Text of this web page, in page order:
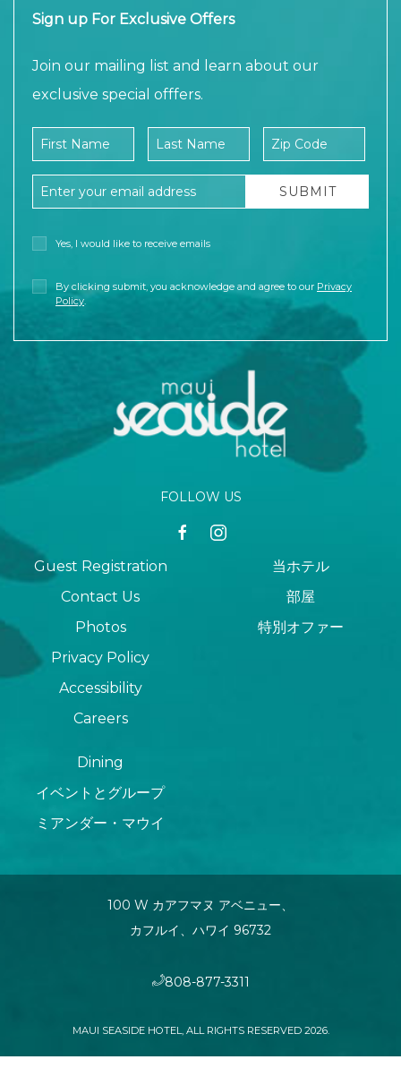
Sign up For Exclusive Offers
Join our mailing list and learn about our
exclusive special offfers.
First Name Last Name Zip Code
Email Address
Yes, I would like to receive emails
By clicking submit, you acknowledge and agree to our Privacy
Policy.
Company Name
SUBMIT
FOLLOW US
facebookinstagram
Guest Registration
Contact Us
Photos
Privacy Policy
Accessibility
Careers
当ホテル
部屋
特別オファー
Dining
イベントとグループ
ミアンダー・マウイ
100 W カアフマヌ アベニュー、
カフルイ、ハワイ 96732
808-877-3311
MAUI SEASIDE HOTEL, ALL RIGHTS RESERVED 2026.